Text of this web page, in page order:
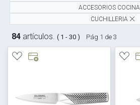
ACCESORIOS COCINA
CUCHILLERIA
84 artículos.( 1 - 30 ) Pág 1 de 3